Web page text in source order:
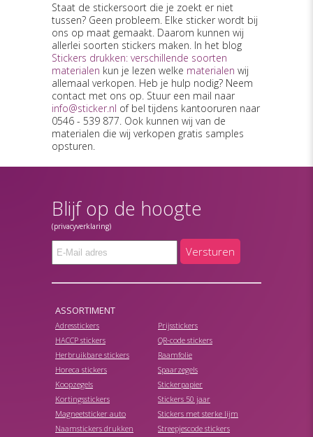
Staat de stickersoort die je zoekt er niet
tussen? Geen probleem. Elke sticker wordt bij
ons op maat gemaakt. Daarom kunnen wij
allerlei soorten stickers maken. In het blog
Stickers drukken: verschillende soorten
materialen kun je lezen welke materialen wij
allemaal verkopen. Heb je hulp nodig? Neem
contact met ons op. Stuur een mail naar
info@sticker.nl of bel tijdens kantooruren naar
0546 - 539 877. Ook kunnen wij van de
materialen die wij verkopen gratis samples
opsturen.
Blijf op de hoogte
(privacyverklaring)
Versturen
ASSORTIMENT
Adresstickers
HACCP stickers
Herbruikbare stickers
Horeca stickers
Koopzegels
Kortingsstickers
Magneetsticker auto
Naamstickers drukken
Prijsstickers
QR-code stickers
Raamfolie
Spaarzegels
Stickerpapier
Stickers 50 jaar
Stickers met sterke lijm
Streepjescode stickers